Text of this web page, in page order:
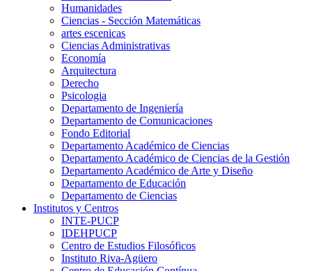
Humanidades
Ciencias - Sección Matemáticas
artes escenicas
Ciencias Administrativas
Economía
Arquitectura
Derecho
Psicologia
Departamento de Ingeniería
Departamento de Comunicaciones
Fondo Editorial
Departamento Académico de Ciencias
Departamento Académico de Ciencias de la Gestión
Departamento Académico de Arte y Diseño
Departamento de Educación
Departamento de Ciencias
Institutos y Centros
INTE-PUCP
IDEHPUCP
Centro de Estudios Filosóficos
Instituto Riva-Agüero